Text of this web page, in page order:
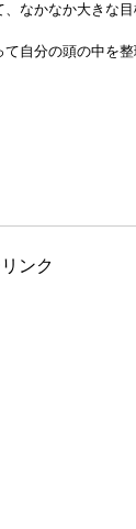
なかなか大きな
自分の頭の中を
ンク